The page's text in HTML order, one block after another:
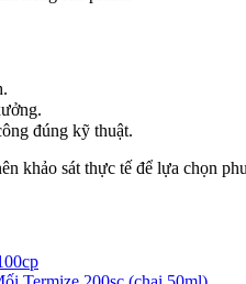
đúng kỹ thuật.
khảo sát thực tế để lựa chọn